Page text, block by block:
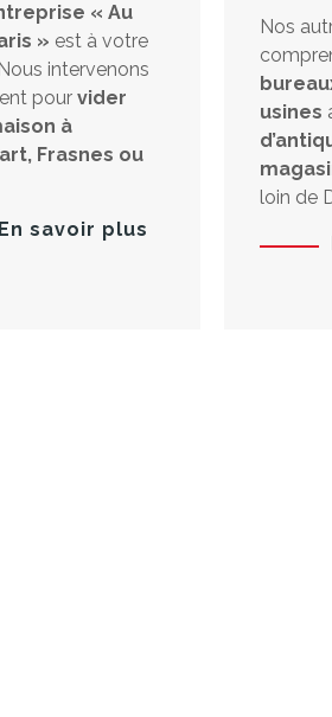
« Au
» est à votre
intervenons
pour vider
à
Frasnes ou
En savoir plus
Nos
usines
loin de